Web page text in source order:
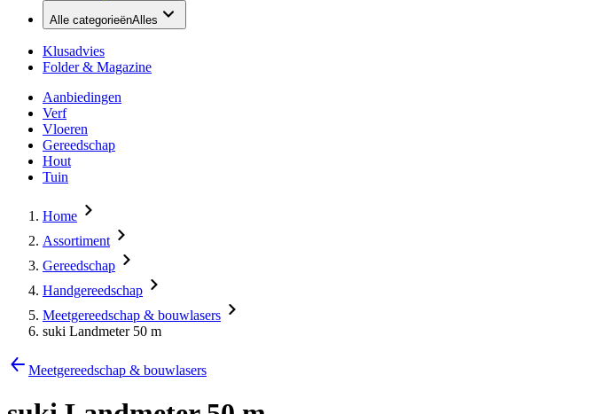
Alle categorieënAlles
Klusadvies
Folder & Magazine
Aanbiedingen
Verf
Vloeren
Gereedschap
Hout
Tuin
Home
Assortiment
Gereedschap
Handgereedschap
Meetgereedschap & bouwlasers
suki Landmeter 50 m
Meetgereedschap & bouwlasers